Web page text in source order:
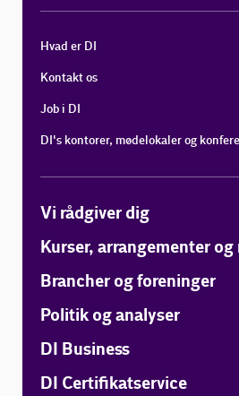
Hvad er DI
Kontakt os
Job i DI
DI's kontorer, mødelokaler og
Vi rådgiver dig
Kurser, arrangementer
Brancher og foreninger
Politik og analyser
DI Business
DI Certifikatservice